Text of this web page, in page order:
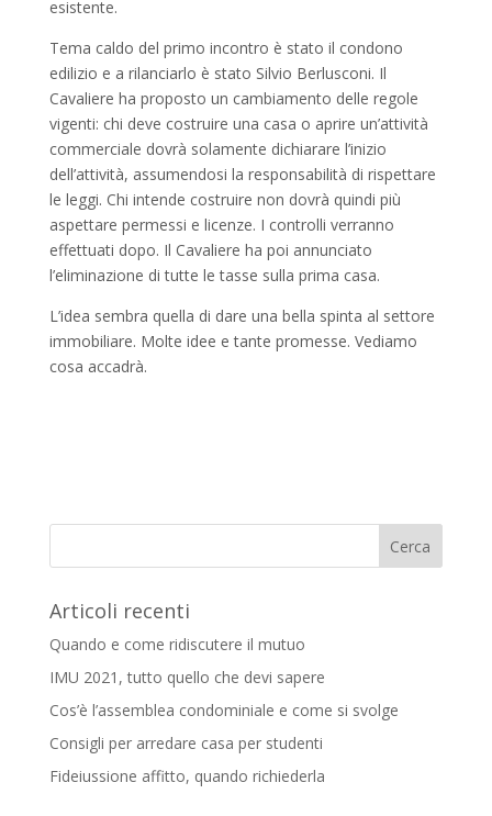
esistente.
Tema caldo del primo incontro è stato il condono
edilizio e a rilanciarlo è stato Silvio Berlusconi. Il
Cavaliere ha proposto un cambiamento delle regole
vigenti: chi deve costruire una casa o aprire un’attività
commerciale dovrà solamente dichiarare l’inizio
dell’attività, assumendosi la responsabilità di rispettare
le leggi. Chi intende costruire non dovrà quindi più
aspettare permessi e licenze. I controlli verranno
effettuati dopo. Il Cavaliere ha poi annunciato
l’eliminazione di tutte le tasse sulla prima casa.
L’idea sembra quella di dare una bella spinta al settore
immobiliare. Molte idee e tante promesse. Vediamo
cosa accadrà.
Articoli recenti
Quando e come ridiscutere il mutuo
IMU 2021, tutto quello che devi sapere
Cos’è l’assemblea condominiale e come si svolge
Consigli per arredare casa per studenti
Fideiussione affitto, quando richiederla